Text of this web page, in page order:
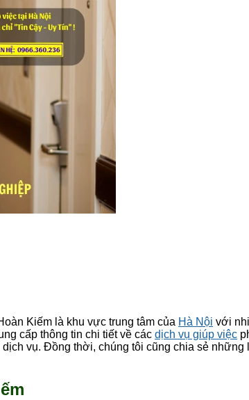
Kiếm là khu vực trung tâm của Hà Nội với
cấp thông tin chi tiết về các dịch vụ giúp việc
vụ. Đồng thời, chúng tôi cũng chia sẻ những